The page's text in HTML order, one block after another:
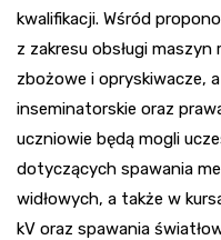
kwalifikacji. Wśród
z zakresu obsługi
zbożowe i opryskiwacze,
inseminatorskie oraz
uczniowie będą mogli
dotyczących spawania
widłowych, a także w
kV oraz spawania